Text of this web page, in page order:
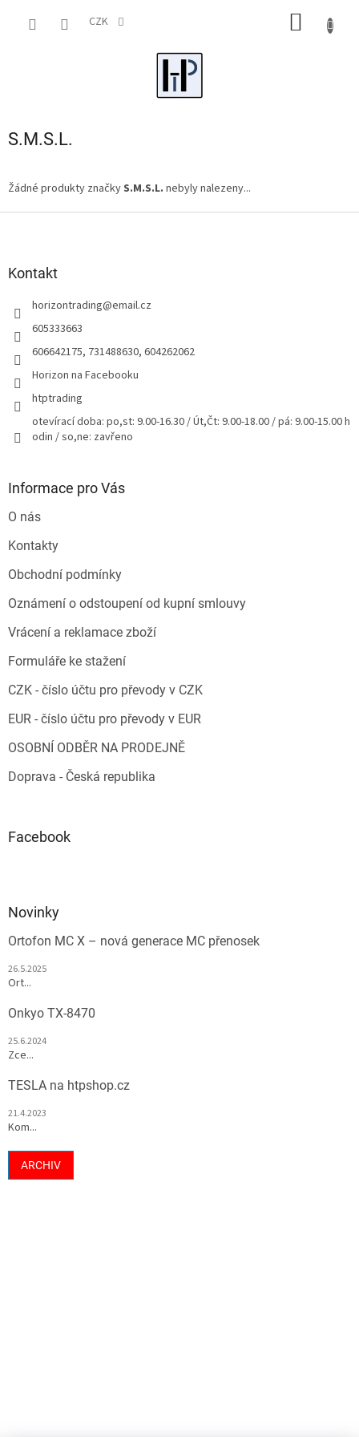
CZK
S.M.S.L.
Žádné produkty značkyS.M.S.L. nebyly nalezeny...
Kontakt
horizontrading@email.cz
605333663
606642175, 731488630, 604262062
Horizon na Facebooku
htptrading
otevírací doba: po,st: 9.00-16.30 / Út,Čt: 9.00-18.00 / pá: 9.00-15.00 h
odin / so,ne: zavřeno
Informace pro Vás
O nás
Kontakty
Obchodní podmínky
Oznámení o odstoupení od kupní smlouvy
Vrácení a reklamace zboží
Formuláře ke stažení
CZK - číslo účtu pro převody v CZK
EUR - číslo účtu pro převody v EUR
OSOBNÍ ODBĚR NA PRODEJNĚ
Doprava - Česká republika
Facebook
Novinky
Ortofon MC X – nová generace MC přenosek
26.5.2025
Ort...
Onkyo TX-8470
25.6.2024
Zce...
TESLA na htpshop.cz
21.4.2023
Kom...
ARCHIV